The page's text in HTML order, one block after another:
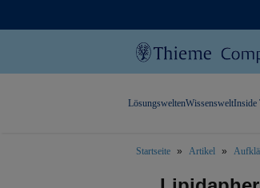
LösungsweltenWissensweltInside
Startseite Artikel